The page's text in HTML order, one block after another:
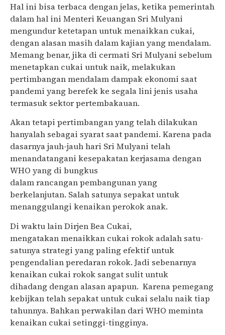
Hal ini bisa terbaca dengan jelas, ketika pemerintah
dalam hal ini Menteri Keuangan Sri Mulyani
mengundur ketetapan untuk menaikkan cukai,
dengan alasan masih dalam kajian yang mendalam.
Memang benar, jika di cermati Sri Mulyani sebelum
menetapkan cukai untuk naik, melakukan
pertimbangan mendalam dampak ekonomi saat
pandemi yang berefek ke segala lini jenis usaha
termasuk sektor pertembakauan.
Akan tetapi pertimbangan yang telah dilakukan
hanyalah sebagai syarat saat pandemi. Karena pada
dasarnya jauh-jauh hari Sri Mulyani telah
menandatangani kesepakatan kerjasama dengan
WHO yang di bungkus
dalamrancanganpembangunan yang
berkelanjutan. Salah satunya sepakat untuk
menanggulangi kenaikan perokok anak.
Di waktu lainDirjen Bea Cukai,
mengatakanmenaikkan cukai rokok adalah satu-
satunya strategi yang paling efektifuntuk
pengendalian peredaran rokok. Jadi sebenarnya
kenaikan cukai rokok sangat sulit untuk
dihadang dengan alasan apapun. Karena pemegang
kebijkan telah sepakat untuk cukai selalu naik tiap
tahunnya. Bahkan perwakilan dari WHO meminta
kenaikan cukai setinggi-tingginya.